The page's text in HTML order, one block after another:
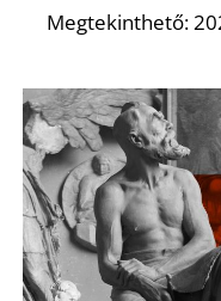
Megtekinthető: